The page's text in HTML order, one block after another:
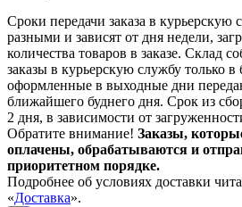
Сроки передачи заказа в курьерскую
разными и зависят от дня недели,
количества товаров в заказе. Склад
заказы в курьерскую службу только
оформленные в выходные дни
ближайшего буднего дня. Срок из
2 дня, в зависимости от
Обратите внимание! Заказы,
оплачены, обрабатываются и
приоритетном порядке.
Подробнее об условиях доставки
«Доставка».